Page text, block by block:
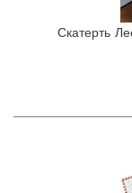
Скатерть